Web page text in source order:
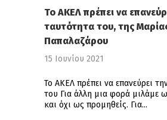
Το ΑΚΕΛ πρέπει να
ταυτότητα του, της
Παπαλαζάρου
15 Ιουνίου 2021
Το ΑΚΕΛ πρέπει να επανεύρει
του Για άλλη μια φορά μιλάμε
και όχι ως προμηθείς. Για